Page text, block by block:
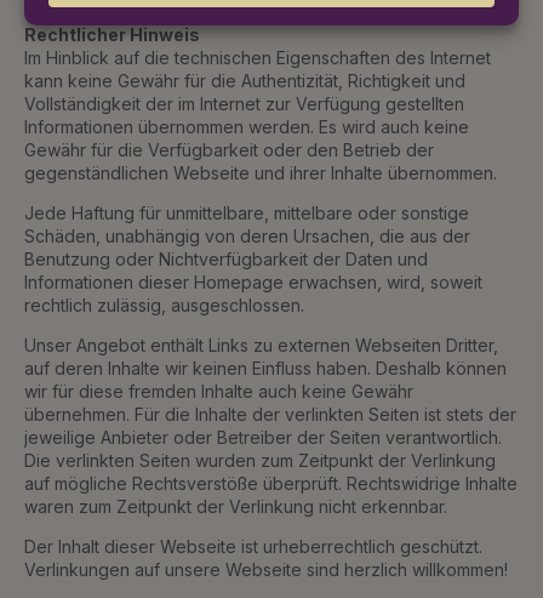
Rechtlicher Hinweis
Im Hinblick auf die technischen Eigenschaften des Internet
kann keine Gewähr für die Authentizität, Richtigkeit und
Vollständigkeit der im Internet zur Verfügung gestellten
Informationen übernommen werden. Es wird auch keine
Gewähr für die Verfügbarkeit oder den Betrieb der
gegenständlichen Webseite und ihrer Inhalte übernommen.
Jede Haftung für unmittelbare, mittelbare oder sonstige
Schäden, unabhängig von deren Ursachen, die aus der
Benutzung oder Nichtverfügbarkeit der Daten und
Informationen dieser Homepage erwachsen, wird, soweit
rechtlich zulässig, ausgeschlossen.
Unser Angebot enthält Links zu externen Webseiten Dritter,
auf deren Inhalte wir keinen Einfluss haben. Deshalb können
wir für diese fremden Inhalte auch keine Gewähr
übernehmen. Für die Inhalte der verlinkten Seiten ist stets der
jeweilige Anbieter oder Betreiber der Seiten verantwortlich.
Die verlinkten Seiten wurden zum Zeitpunkt der Verlinkung
auf mögliche Rechtsverstöße überprüft. Rechtswidrige Inhalte
waren zum Zeitpunkt der Verlinkung nicht erkennbar.
Der Inhalt dieser Webseite ist urheberrechtlich geschützt.
Verlinkungen auf unsere Webseite sind herzlich willkommen!